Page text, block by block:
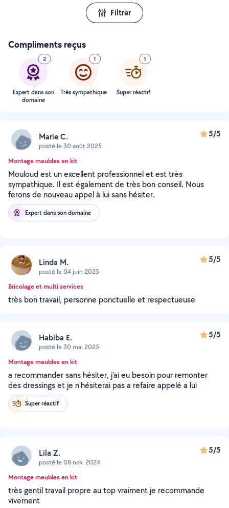
Filtrer
Compliments reçus
2
Expert dans son
domaine
1
Très sympathique
1
Super réactif
Marie C.
posté le 30 août 2025
5/5
Montage meubles en kit
Mouloud est un excellent professionnel et est très
sympathique. Il est également de très bon conseil. Nous
ferons de nouveau appel à lui sans hésiter.
Expert dans son domaine
Linda M.
posté le 04 juin 2025
5/5
Bricolage et multi services
très bon travail, personne ponctuelle et respectueuse
Habiba E.
posté le 30 mai 2025
5/5
Montage meubles en kit
a recommander sans hésiter, j'ai eu besoin pour remonter
des dressings et je n'hésiterai pas a refaire appelé a lui
Super réactif
Lila Z.
posté le 08 nov. 2024
5/5
Montage meubles en kit
très gentil travail propre au top vraiment je recommande
vivement